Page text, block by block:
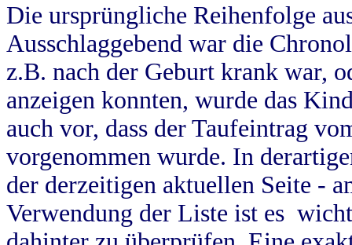
Die ursprüngliche Reihenfolge
Ausschlaggebend war die
z.B. nach der Geburt krank war,
anzeigen konnten, wurde das
auch vor, dass der Taufeintrag
vorgenommen wurde. In
der derzeitigen aktuellen Seite -
Verwendung der Liste ist es